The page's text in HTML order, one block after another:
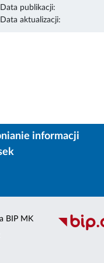
Data publikacji:
Data aktualizacji:
informacji
BIP MK